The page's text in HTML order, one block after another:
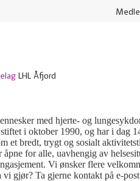
LHL Åfjord
med hjerte- og
i oktober 1990, og har i dag
et bredt, trygt og sosialt
for alle, uavhengig av
Vi ønsker flere
gjør? Ta gjerne kontakt på e-